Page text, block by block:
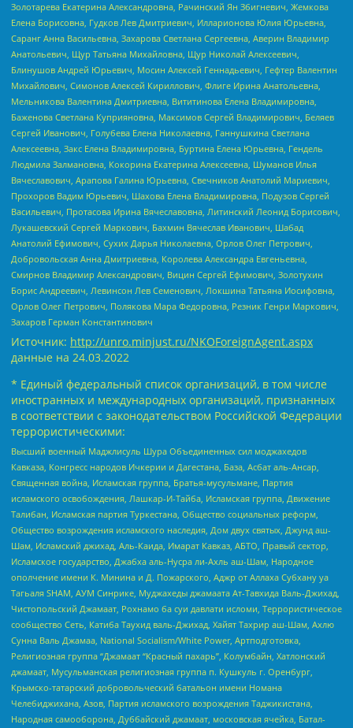
Золотарева Екатерина Александровна, Рачинский Ян Збигневич, Жемкова
Елена Борисовна, Гудков Лев Дмитриевич, Илларионова Юлия Юрьевна,
Саранг Анна Васильевна, Захарова Светлана Сергеевна, Аверин Владимир
Анатольевич, Щур Татьяна Михайловна, Щур Николай Алексеевич,
Блинушов Андрей Юрьевич, Мосин Алексей Геннадьевич, Гефтер Валентин
Михайлович, Симонов Алексей Кириллович, Флиге Ирина Анатольевна,
Мельникова Валентина Дмитриевна, Вититинова Елена Владимировна,
Баженова Светлана Куприяновна, Максимов Сергей Владимирович, Беляев
Сергей Иванович, Голубева Елена Николаевна, Ганнушкина Светлана
Алексеевна, Закс Елена Владимировна, Буртина Елена Юрьевна, Гендель
Людмила Залмановна, Кокорина Екатерина Алексеевна, Шуманов Илья
Вячеславович, Арапова Галина Юрьевна, Свечников Анатолий Мариевич,
Прохоров Вадим Юрьевич, Шахова Елена Владимировна, Подузов Сергей
Васильевич, Протасова Ирина Вячеславовна, Литинский Леонид Борисович,
Лукашевский Сергей Маркович, Бахмин Вячеслав Иванович, Шабад
Анатолий Ефимович, Сухих Дарья Николаевна, Орлов Олег Петрович,
Добровольская Анна Дмитриевна, Королева Александра Евгеньевна,
Смирнов Владимир Александрович, Вицин Сергей Ефимович, Золотухин
Борис Андреевич, Левинсон Лев Семенович, Локшина Татьяна Иосифовна,
Орлов Олег Петрович, Полякова Мара Федоровна, Резник Генри Маркович,
Захаров Герман Константинович
Источник: http://unro.minjust.ru/NKOForeignAgent.aspx
данные на 24.03.2022
* Единый федеральный список организаций, в том числе
иностранных и международных организаций, признанных
в соответствии с законодательством Российской Федерации
террористическими:
Высший военный Маджлисуль Шура Объединенных сил моджахедов
Кавказа, Конгресс народов Ичкерии и Дагестана, База, Асбат аль-Ансар,
Священная война, Исламская группа, Братья-мусульмане, Партия
исламского освобождения, Лашкар-И-Тайба, Исламская группа, Движение
Талибан, Исламская партия Туркестана, Общество социальных реформ,
Общество возрождения исламского наследия, Дом двух святых, Джунд аш-
Шам, Исламский джихад, Аль-Каида, Имарат Кавказ, АБТО, Правый сектор,
Исламское государство, Джабха аль-Нусра ли-Ахль аш-Шам, Народное
ополчение имени К. Минина и Д. Пожарского, Аджр от Аллаха Субхану уа
Тагьаля SHAM, АУМ Синрике, Муджахеды джамаата Ат-Тавхида Валь-Джихад,
Чистопольский Джамаат, Рохнамо ба суи давлати исломи, Террористическое
сообщество Сеть, Катиба Таухид валь-Джихад, Хайят Тахрир аш-Шам, Ахлю
Сунна Валь Джамаа, National Socialism/White Power, Артподготовка,
Религиозная группа “Джамаат “Красный пахарь”, Колумбайн, Хатлонский
джамаат, Мусульманская религиозная группа п. Кушкуль г. Оренбург,
Крымско-татарский добровольческий батальон имени Номана
Челебиджихана, Азов, Партия исламского возрождения Таджикистана,
Народная самооборона, Дуббайский джамаат, московская ячейка, Батал-